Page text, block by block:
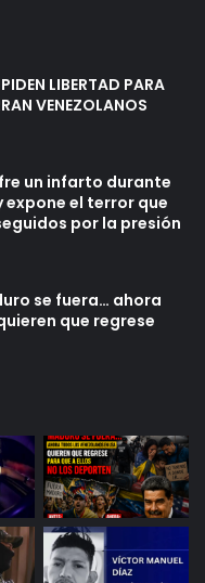
LIBERTAD PARA
VENEZOLANOS
un infarto durante
el terror que
por la presión
se fuera… ahora
que regrese